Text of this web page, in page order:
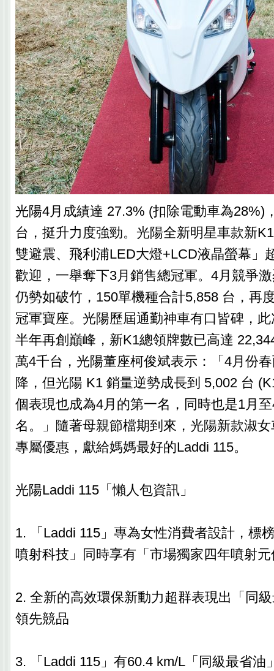
光陽4月成績達 27.3% (扣除電動車為28%)
台，挺升力度強勁。光陽全新明星車款新
雙避震、飛利浦LED大燈+LCD液晶螢幕」
歡迎，一舉奪下3月銷售總冠軍。4月競爭
仍勢如破竹，150單機種合計5,858 台，再
冠軍寶座。光陽歷屆通勤神車有口皆碑，
半年再創巔峰，新K1總領牌數已高達
萬4千台，光陽董座柯俊斌表示：「4月份
降，但光陽 K1 銷量逆勢成長到 5,002 台
個表現也成為4月的第一名，同時也是1月
名。」隨著母親節檔期到來，光陽新款淑
專屬優惠，獻給媽媽最好的Laddi 115。
光陽Laddi 115「懶人包資訊」
1. 「Laddi 115」專為女性消費者設計，標
噴射科技」同時享有「市場獨家四年噴射
2. 全新的高效環保新動力超群表現出「同
領先競品
3. 「Laddi 115」有60.4 km/L「同級最省油